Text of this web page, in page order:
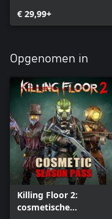
€ 29,99+
Opgenomen in
Killing Floor 2:
cosmetische